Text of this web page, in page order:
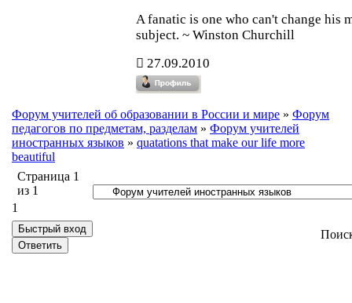
A fanatic is one who can't change his
subject. ~ Winston Churchill
27.09.2010
Форум учителей об образовании в России и мире » Форум
педагогов по предметам, разделам » Форум учителей
иностранных языков » quatations that make our life more
beautiful
Страница 1
из 1
1